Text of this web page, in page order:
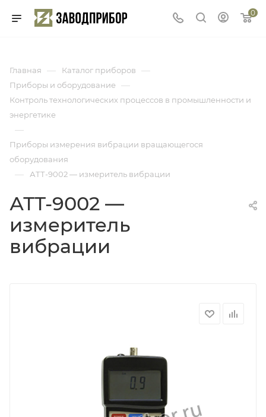
0
Главная — Каталог приборов —
Приборы и оборудование —
Контроль технологических процессов в промышленности и
энергетике
—
Приборы измерения вибрации вращающегося
оборудования
— АТТ-9002 — измеритель вибрации
АТТ-9002 —
измеритель
вибрации